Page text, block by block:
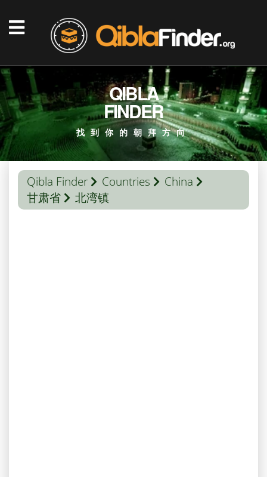
QIBLA
FINDER
找到你的朝拜方向
Qibla Finder Countries
China
甘肃省
北湾镇